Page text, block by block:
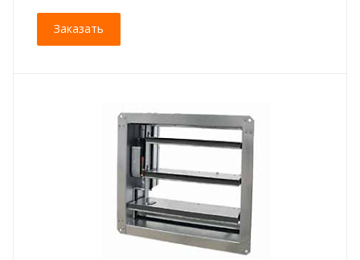
Заказать